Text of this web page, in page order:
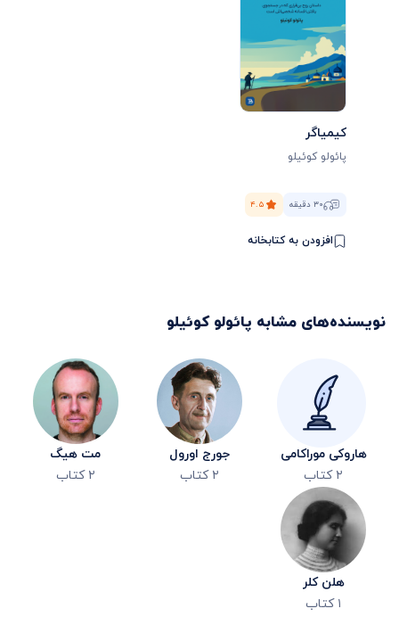
کیمیاگر
پائولو کوئیلو
۳۰ دقیقه ۴.۵
افزودن به کتابخانه
نویسنده‌های مشابه پائولو کوئیلو
هاروکی موراکامی
۲ کتاب
جورج اورول
۲ کتاب
مت هیگ
۲ کتاب
هلن کلر
۱ کتاب